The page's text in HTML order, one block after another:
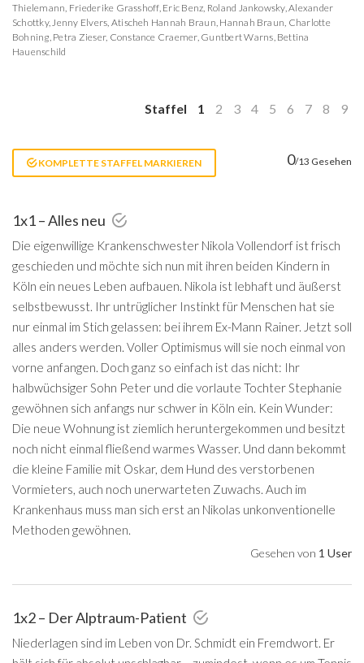
Thielemann, Friederike Grasshoff, Eric Benz, Roland Jankowsky,Alexander
Schottky,Jenny Elvers, Atischeh Hannah Braun, Hannah Braun, Charlotte
Bohning, Petra Zieser, Constance Craemer, Guntbert Warns, Bettina
Hauenschild
Staffel 1 2 3 4 5 6 7 8 9
KOMPLETTE STAFFEL MARKIEREN 0/13 Gesehen
1x1 – Alles neu
Die eigenwillige Krankenschwester Nikola Vollendorf ist frisch
geschieden und möchte sich nun mit ihren beiden Kindern in
Köln ein neues Leben aufbauen. Nikola ist lebhaft und äußerst
selbstbewusst. Ihr untrüglicher Instinkt für Menschen hat sie
nur einmal im Stich gelassen: bei ihrem Ex-Mann Rainer. Jetzt soll
alles anders werden. Voller Optimismus will sie noch einmal von
vorne anfangen. Doch ganz so einfach ist das nicht: Ihr
halbwüchsiger Sohn Peter und die vorlaute Tochter Stephanie
gewöhnen sich anfangs nur schwer in Köln ein. Kein Wunder:
Die neue Wohnung ist ziemlich heruntergekommen und besitzt
noch nicht einmal fließend warmes Wasser. Und dann bekommt
die kleine Familie mit Oskar, dem Hund des verstorbenen
Vormieters, auch noch unerwarteten Zuwachs. Auch im
Krankenhaus muss man sich erst an Nikolas unkonventionelle
Methoden gewöhnen.
Gesehen von 1 User
1x2 – Der Alptraum-Patient
Niederlagen sind im Leben von Dr. Schmidt ein Fremdwort. Er